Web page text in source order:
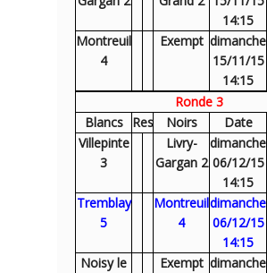
14:15
Montreuil
4
Exempt dimanche
15/11/15
14:15
Ronde 3
Blancs
Res Noirs Date
Villepinte
3
Livry-
Gargan 2
dimanche
06/12/15
14:15
Tremblay
5
Montreuil
4
dimanche
06/12/15
14:15
Noisy le
Exempt dimanche